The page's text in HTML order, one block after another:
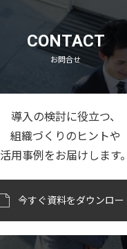
CONTACT
お問合せ
導入の検討に役立つ、
組織づくりのヒントや
活用事例をお届けします。
今すぐ資料をダウンロー